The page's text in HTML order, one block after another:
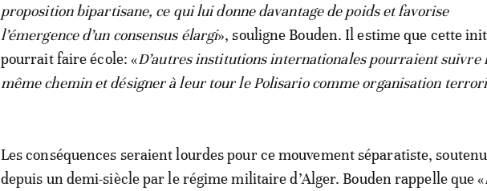
proposition bipartisane, ce qui lui donne davantage de poids et favorise
l’émergence d’un consensus élargi», souligne Bouden. Il estime que cette
pourrait faire école: «D’autres institutions internationales pourraient suivre
même chemin et désigner à leur tour le Polisario comme organisation
Les conséquences seraient lourdes pour ce mouvement séparatiste, soutenu
depuis un demi-siècle par le régime militaire d’Alger. Bouden rappelle que «